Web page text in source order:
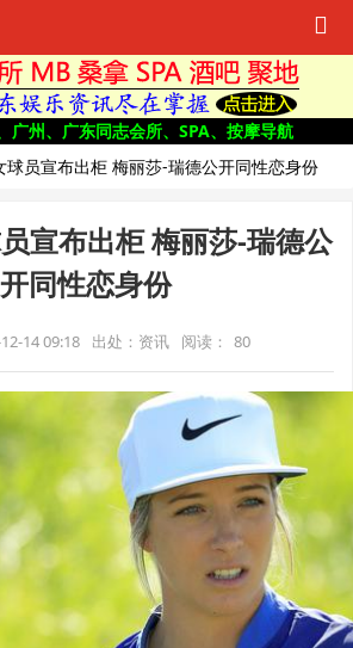
广州、广东同志会所、SPA、按摩导航
球员宣布出柜 梅丽莎-瑞德公开同性恋身份
宣布出柜 梅丽莎-瑞德公
开同性恋身份
14 09:18 出处：资讯 阅读： 80